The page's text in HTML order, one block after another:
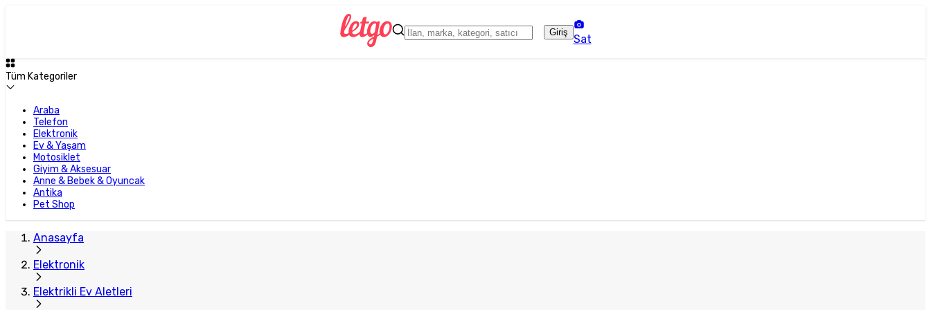
Giriş
Sat
Tüm Kategoriler
Araba
Telefon
Elektronik
Ev & Yaşam
Motosiklet
Giyim & Aksesuar
Anne & Bebek & Oyuncak
Antika
Pet Shop
Anasayfa
Elektronik
Elektrikli Ev Aletleri